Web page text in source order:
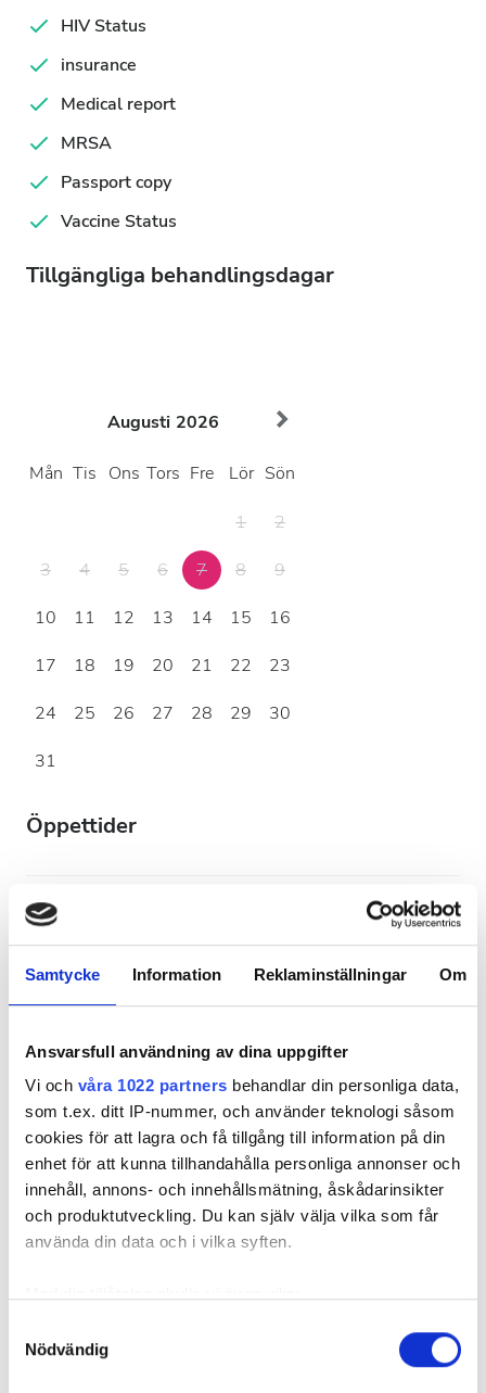
Samtycke Information Reklaminställningar Om
Ansvarsfull användning av dina uppgifter
Vi och våra 1022 partners behandlar din personliga data,
som t.ex. ditt IP-nummer, och använder teknologi såsom
cookies för att lagra och få tillgång till information på din
enhet för att kunna tillhandahålla personliga annonser och
innehåll, annons- och innehållsmätning, åskådarinsikter
och produktutveckling. Du kan själv välja vilka som får
använda din data och i vilka syften.
som kan ha en noggrannhet på upp till flera meter
Nödvändig
HIV Status
insurance
Medical report
MRSA
Passport copy
Vaccine Status
Tillgängliga behandlingsdagar
Augusti 2026
Mån Tis Ons Tors Fre Lör Sön
1
2
3
4 5 6 7 8
9
10
11 12 13 14 15
16
17
18 19 20 21 22
23
24
25 26 27 28 29
30
31
Öppettider
måndag 07.00 - 11.30 , 12.00 - 16.30
tisdag 07.00 - 11.30 , 12.00 - 16.30
torsdag 07.00 - 11.30 , 12.00 - 16.30
fredag Stängd
lördag 07.00 - 11.30 , 12.00 - 16.30